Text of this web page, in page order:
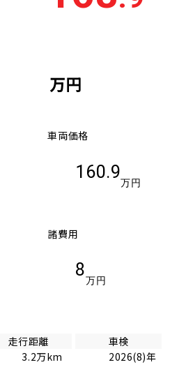
万円
車両価格
160.9
万円
諸費用
8
万円
走行距離
3.2万km
車検
2026(8)年